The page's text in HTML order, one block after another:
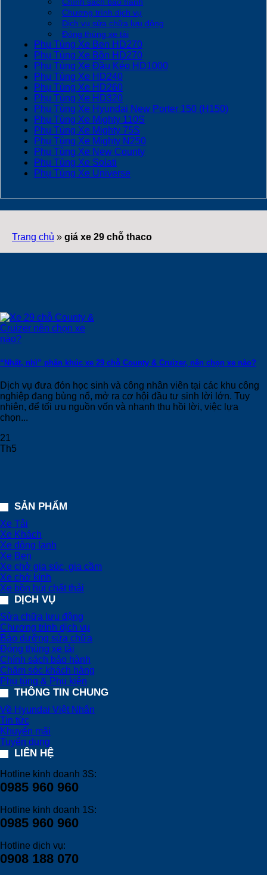
Chương trình dịch vụ
Dịch vụ sửa chữa lưu động
Đóng thùng xe tải
Phụ Tùng Xe Ben HD270
Phụ Tùng Xe Bồn HD270
Phụ Tùng Xe Đầu Kéo HD1000
Phụ Tùng Xe HD240
Phụ Tùng Xe HD260
Phụ Tùng Xe HD320
Phụ Tùng Xe Hyundai New Porter 150 (H150)
Phụ Tùng Xe Mighty 110S
Phụ Tùng Xe Mighty 75S
Phụ Tùng Xe Mighty N250
Phụ Tùng Xe New County
Phụ Tùng Xe Solati
Phụ Tùng Xe Universe
Trang chủ » giá xe 29 chỗ thaco
“Nhất, nhì” phân khúc xe 29 chỗ County & Cruizer, nên chọn xe nào?
Dịch vụ đưa đón học sinh và công nhân viên tại các khu công
nghiệp đang bùng nổ, mở ra cơ hội đầu tư sinh lời lớn. Tuy
nhiên, để tối ưu nguồn vốn và nhanh thu hồi lời, việc lựa
chọn...
21
Th5
SẢN PHẨM
Xe Tải
Xe Khách
Xe đông lạnh
Xe Ben
Xe chở gia súc, gia cầm
Xe chở kính
Xe bồn hút chất thải
DỊCH VỤ
Sửa chữa lưu động
Chương trình dịch vụ
Bảo dưỡng sửa chữa
Đóng thùng xe tải
Chính sách bảo hành
Chăm sóc khách hàng
Phụ tùng & Phụ kiện
THÔNG TIN CHUNG
Về Hyundai Việt Nhân
Tin tức
Khuyến mãi
Tuyển dụng
LIÊN HỆ
Hotline kinh doanh 3S:
0985 960 960
Hotline kinh doanh 1S:
0985 960 960
Hotline dịch vụ:
0908 188 070